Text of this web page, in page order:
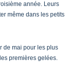
année. Leurs
même dans les petits
de mai pour les plus
premières gelées.